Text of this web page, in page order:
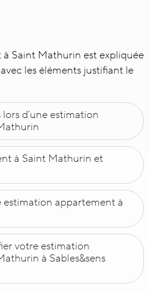
à Saint Mathurin est expliquée
les éléments justifiant le
d’une estimation
à Saint Mathurin et
appartement à
votre estimation
à Sables&sens